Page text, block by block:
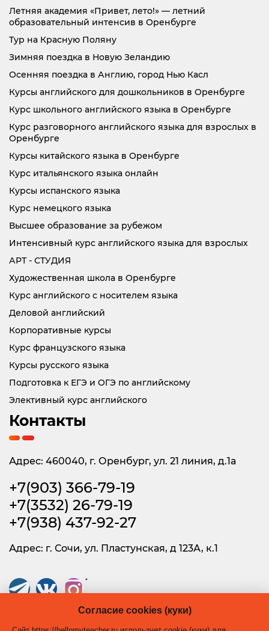
Летняя академия «Привет, лето!» — летний
образовательный интенсив в Оренбурге
Тур на Красную Поляну
Зимняя поездка в Новую Зеландию
Осенняя поездка в Англию, город Нью Касл
Курсы английского для дошкольников в Оренбурге
Курс школьного английского языка в Оренбурге
Курс разговорного английского языка для взрослых в
Оренбурге
Курсы китайского языка в Оренбурге
Курс итальянского языка онлайн
Курсы испанского языка
Курс немецкого языка
Высшее образование за рубежом
Интенсивный курс английского языка для взрослых
АРТ - СТУДИЯ
Художественная школа в Оренбурге
Курс английского с носителем языка
Деловой английский
Корпоративные курсы
Курс французского языка
Курсы русского языка
Подготовка к ЕГЭ и ОГЭ по английскому
Элективный курс английского
Контакты
Адрес: 460040, г. Оренбург, ул. 21 линия, д.1а
+7(903) 366-79-19
+7(3532) 26-79-19
+7(938) 437-92-27
Адрес: г. Сочи, ул. Пластунская, д 123А, к.1
*
* Instagram принадлежит Meta Platforms Inc. — организация признана
экстремистской, её деятельность запрещена на территории России.
Согласие cookies (куки)